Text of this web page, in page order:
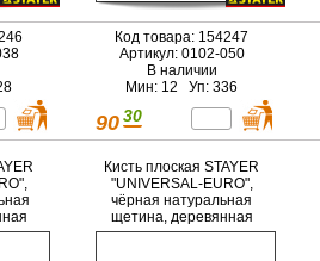
Код товара: 154247
Артикул: 0102-050
В наличии
Мин: 12 Уп: 336
90 30
Кисть плоская STAYER
"UNIVERSAL-EURO",
чёрная натуральная
щетина, деревянная
ручка, 20мм